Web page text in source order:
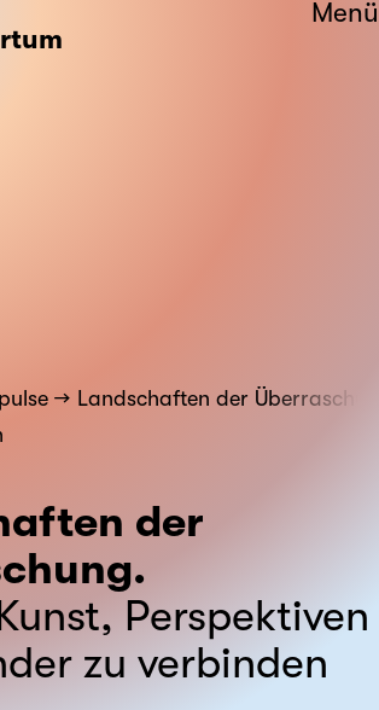
Menü
Landschaften der
der
Perspektiven
zu verbinden